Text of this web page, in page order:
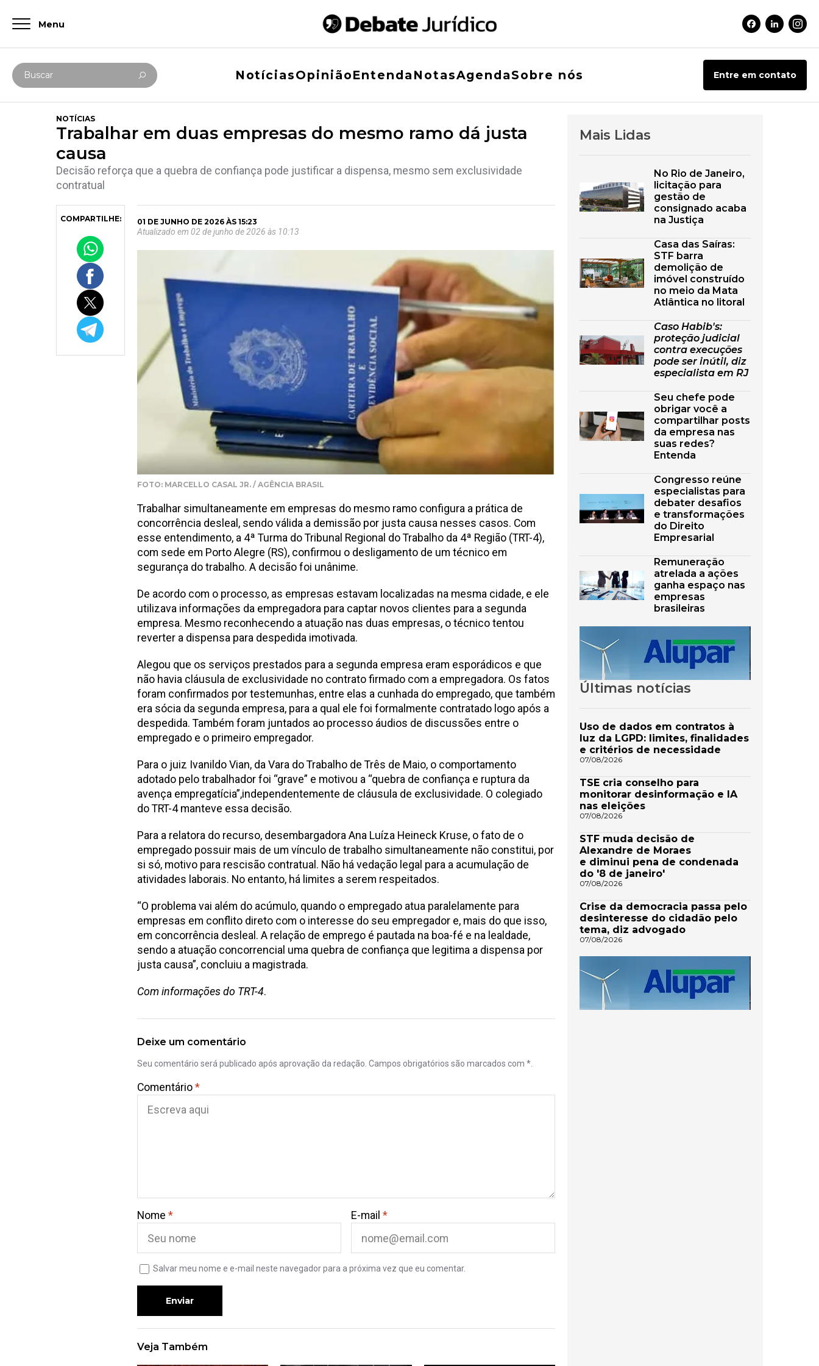
Menu Facebook
Linkedin
Digite abaixo sua busca
Buscar
NotíciasOpiniãoEntenda NotasAgendaSobre nós Entre em contato
NOTÍCIAS
Trabalhar em duas empresas do mesmo ramo dá justa
causa
Decisão reforça que a quebra de confiança pode justificar a dispensa, mesmo sem exclusividade
contratual
COMPARTILHE: 01 DE JUNHO DE 2026 ÀS 15:23
Atualizado em 02 de junho de 2026 às 10:13
FOTO: MARCELLO CASAL JR. / AGÊNCIA BRASIL
Trabalhar simultaneamente em empresas do mesmo ramo configura a prática de
concorrência desleal, sendo válida a demissão por justa causa nesses casos. Com
esse entendimento, a 4ª Turma do Tribunal Regional do Trabalho da 4ª Região (TRT-4),
com sede em Porto Alegre (RS), confirmou o desligamento de um técnico em
segurança do trabalho. A decisão foi unânime.
De acordo com o processo, as empresas estavam localizadas na mesma cidade, e ele
utilizava informações da empregadora para captar novos clientes para a segunda
empresa. Mesmo reconhecendo a atuação nas duas empresas, o técnico tentou
reverter a dispensa para despedida imotivada.
Alegou que os serviços prestados para a segunda empresa eram esporádicos e que
não havia cláusula de exclusividade no contrato firmado com a empregadora. Os fatos
foram confirmados por testemunhas, entre elas a cunhada do empregado, que também
era sócia da segunda empresa, para a qual ele foi formalmente contratado logo após a
despedida. Também foram juntados ao processo áudios de discussões entre o
empregado e o primeiro empregador.
Para o juiz Ivanildo Vian, da Vara do Trabalho de Três de Maio, o comportamento
adotado pelo trabalhador foi “grave” e motivou a “quebra de confiança e ruptura da
avença empregatícia”,independentemente de cláusula de exclusividade. O colegiado
do TRT-4 manteve essa decisão.
Para a relatora do recurso, desembargadora Ana Luíza Heineck Kruse, o fato de o
empregado possuir mais de um vínculo de trabalho simultaneamente não constitui, por
si só, motivo para rescisão contratual. Não há vedação legal para a acumulação de
atividades laborais. No entanto, há limites a serem respeitados.
“O problema vai além do acúmulo, quando o empregado atua paralelamente para
empresas em conflito direto com o interesse do seu empregador e, mais do que isso,
em concorrência desleal. A relação de emprego é pautada na boa-fé e na lealdade,
sendo a atuação concorrencial uma quebra de confiança que legitima a dispensa por
justa causa”, concluiu a magistrada.
Com informações do TRT-4.
Deixe um comentário
Seu comentário será publicado após aprovação da redação. Campos obrigatórios são marcados com *.
Comentário*
Nome * E-mail*
Salvar meu nome e e-mail neste navegador para a próxima vez que eu comentar.
Enviar
Veja Também
Mais Lidas
No Rio de Janeiro,
licitação para
gestão de
consignado acaba
na Justiça
Casa das Saíras:
STF barra
demolição de
imóvel construído
no meio da Mata
Atlântica no litoral
Caso Habib's:
proteção judicial
contra execuções
pode ser inútil, diz
especialista em RJ
Seu chefe pode
obrigar você a
compartilhar posts
da empresa nas
suas redes?
Entenda
Congresso reúne
especialistas para
debater desafios
e transformações
do Direito
Empresarial
Remuneração
atrelada a ações
ganha espaço nas
empresas
brasileiras
Últimas notícias
Uso de dados em contratos à
luz da LGPD: limites, finalidades
e critérios de necessidade
07/08/2026
TSE cria conselho para
monitorar desinformação e IA
nas eleições
07/08/2026
STF muda decisão de
Alexandre de Moraes
e diminui pena de condenada
do '8 de janeiro'
07/08/2026
Crise da democracia passa pelo
desinteresse do cidadão pelo
tema, diz advogado
07/08/2026